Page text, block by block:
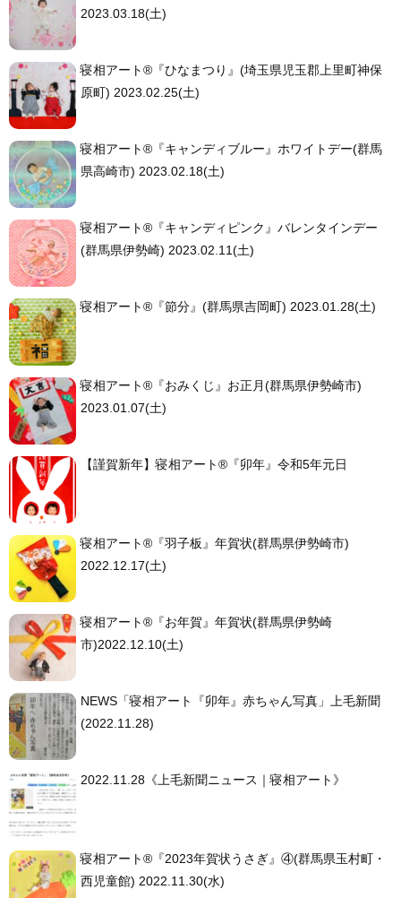
2023.03.18(土)
寝相アート®︎『ひなまつり』(埼玉県児玉郡上里町神保
原町) 2023.02.25(土)
寝相アート®︎『キャンディブルー』ホワイトデー(群馬
県高崎市) 2023.02.18(土)
寝相アート®︎『キャンディピンク』バレンタインデー
(群馬県伊勢崎) 2023.02.11(土)
寝相アート®︎『節分』(群馬県吉岡町) 2023.01.28(土)
寝相アート®︎『おみくじ』お正月(群馬県伊勢崎市)
2023.01.07(土)
【謹賀新年】寝相アート®︎『卯年』令和5年元日
寝相アート®︎『羽子板』年賀状(群馬県伊勢崎市)
2022.12.17(土)
寝相アート®︎『お年賀』年賀状(群馬県伊勢崎
市)2022.12.10(土)
NEWS「寝相アート『卯年』赤ちゃん写真」上毛新聞
(2022.11.28)
2022.11.28《上毛新聞ニュース｜寝相アート》
寝相アート®︎『2023年賀状うさぎ』④(群馬県玉村町・
西児童館) 2022.11.30(水)